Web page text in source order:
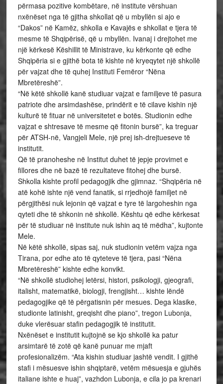
përmasa pozitive kombëtare, në institute vërshuan
nxënëset nga të gjitha shkollat që u mbyllën si ajo e
“Dakos” në Kamëz, shkolla e Kavajës e shkollat e tjera të
mesme të Shqipërisë, që u mbyllën. Ivanaj i drejtohet me
një kërkesë Këshillit të Ministrave, ku kërkonte që edhe
Shqipëria si e gjithë bota të kishte në kryeqytet një shkollë
për vajzat dhe të quhej Instituti Femëror “Nëna
Mbretëreshë”.
“Në këtë shkollë kanë studiuar vajzat e familjeve të pasura
patriote dhe arsimdashëse, prindërit e të cilave kishin një
kulturë të fituar në universitetet e botës. Studionin edhe
vajzat e shtresave të mesme që fitonin bursë”, ka treguar
për ATSH-në, Vangjeli Mele, një prej ish-drejtueseve të
institutit.
Që të pranoheshe në Institut duhet të jepje provimet e
fillores dhe në bazë të rezultateve fitohej dhe bursë.
Shkolla kishte profil pedagogjik dhe gjimnaz. “Shqipëria në
atë kohë ishte një vend fanatik, si rrjedhojë familjet në
përgjithësi nuk lejonin që vajzat e tyre të largoheshin nga
qyteti dhe të shkonin në shkollë. Kështu që edhe kërkesat
për të studiuar në institute nuk ishin aq të mëdha”, kujtonte
Mele.
Në këtë shkollë, sipas saj, nuk studionin vetëm vajza nga
Tirana, por edhe ato të qyteteve të tjera, pasi “Nëna
Mbretëreshë” kishte edhe konvikt.
“Në shkollë studiohej letërsi, histori, psikologji, gjeografi,
italisht, matematikë, biologji, frengjisht… kishte lëndë
pedagogjike që të përgatisnin për mesues. Dega klasike,
studionte latinisht, greqisht dhe piano”, tregon Lubonja,
duke vlerësuar stafin pedagogjik të institutit.
Nxënëset e institutit kujtojnë se kjo shkollë ka patur
arsimtarë të zotë që kanë punuar me mjaft
profesionalizëm. “Ata kishin studiuar jashtë vendit. I gjithë
stafi i mësuesve ishin shqiptarë, vetëm mësuesja e gjuhës
italiane ishte e huaj”, vazhdon Lubonja, e cila jo pa krenari